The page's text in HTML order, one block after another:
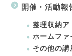
開催・活動報
整理収納ア
ホームファ
その他の講